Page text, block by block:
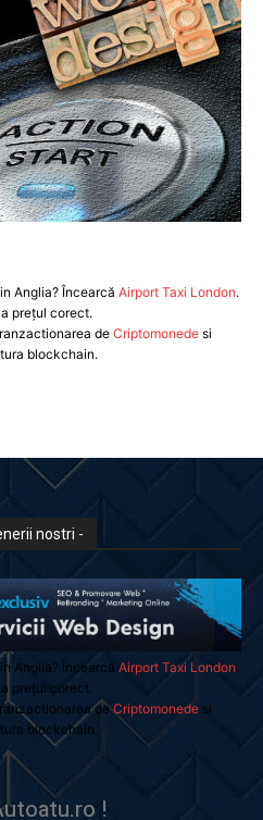
Anglia? Încearcă Airport Taxi London.
prețul corect.
de Criptomonedesi
blockchain.
nostri -
Anglia? Încearcă Airport Taxi London
prețul corect.
deCriptomonedesi
blockchain.
!